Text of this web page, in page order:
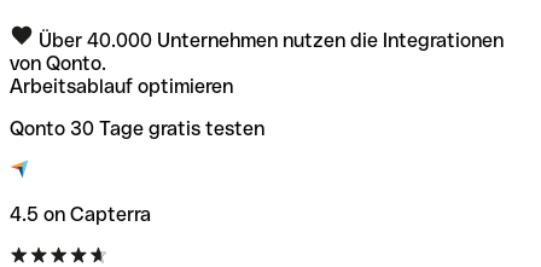
Über 40.000 Unternehmen nutzen die Integrationen
von Qonto.
Arbeitsablauf optimieren
Qonto 30 Tage gratis testen
4.5 on Capterra